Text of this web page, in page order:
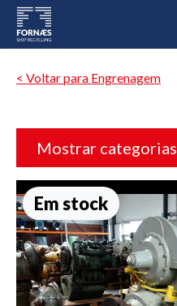
< Voltar para Engrenagem
Mostrar categorias
Em stock